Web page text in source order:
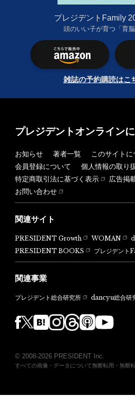
プレジデントFamily
頭のいい子が育つ「育
雑誌の予約購読はこ
プレジデントオンライン
お知らせ 著者一覧
このサイトに
会員登録について
個人情報の取り
特定商取引法に基づく表示
広告掲
お問い合わせ
関連サイト
PRESIDENT Growth WOMAN
PRESIDENT BOOKS
プレジデン
関連事業
プレジデント総合研究所 dancyu総合研
© 2008-2026 PRESIDENT Inc.
すべての画像・データについて無断転用・無断